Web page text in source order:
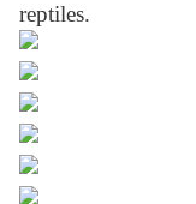
reptiles.